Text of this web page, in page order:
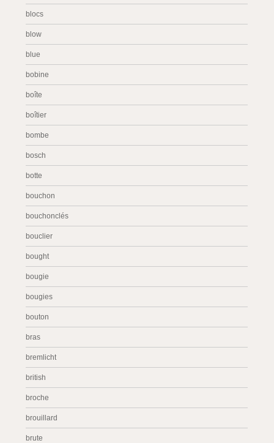
blocs
blow
blue
bobine
boîte
boîtier
bombe
bosch
botte
bouchon
bouchonclés
bouclier
bought
bougie
bougies
bouton
bras
bremlicht
british
broche
brouillard
brute